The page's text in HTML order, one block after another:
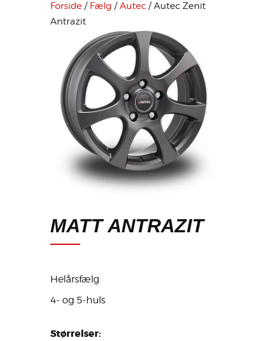
Information & Service
Fælgkonfigurator
Forside / Fælg /Autec / Autec Zenit
Antrazit
MATT ANTRAZIT
Helårsfælg
4- og 5-huls
Størrelser: